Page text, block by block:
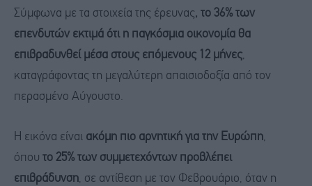
Σύμφωνα με τα στοιχεία της έρευνας, το 36% των
επενδυτών εκτιμά ότι η παγκόσμια οικονομία θα
επιβραδυνθεί μέσα στους επόμενους 12 μήνες,
καταγράφοντας τη μεγαλύτερη απαισιοδοξία από τον
περασμένο Αύγουστο.
Η εικόνα είναι ακόμη πιο αρνητική για την Ευρώπη,
όπου το 25% των συμμετεχόντων προβλέπει
επιβράδυνση, σε αντίθεση με τον Φεβρουάριο, όταν η